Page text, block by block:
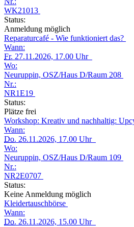
WK21013
Status:
Anmeldung möglich
Reparaturcafé - Wie funktioniert das?
Wann:
Fr. 27.11.2026, 17.00 Uhr
Wo:
Neuruppin, OSZ/Haus D/Raum 208
Nr.:
NR1E19
Status:
Plätze frei
Workshop: Kreativ und nachhaltig:
Wann:
Do. 26.11.2026, 17.00 Uhr
Wo:
Neuruppin, OSZ/Haus D/Raum 109
Nr.:
NR2E0707
Status:
Keine Anmeldung möglich
Kleidertauschbörse
Wann:
Do. 26.11.2026, 15.00 Uhr